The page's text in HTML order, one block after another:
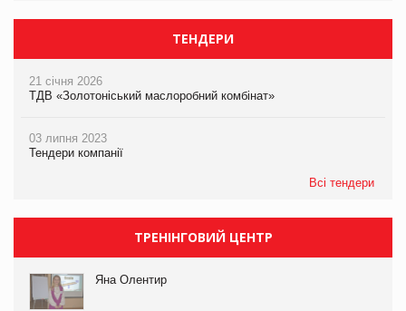
ТЕНДЕРИ
21 січня 2026
ТДВ «Золотоніський маслоробний комбінат»
03 липня 2023
Тендери компанії
Всі тендери
ТРЕНІНГОВИЙ ЦЕНТР
Яна Олентир